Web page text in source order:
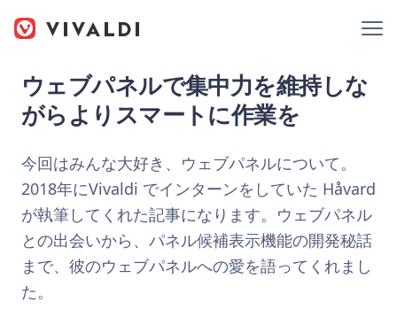
ウェブパネルで集中力を維持しな
がらよりスマートに作業を
今回はみんな大好き、ウェブパネルについて。
2018年にVivaldi でインターンをしていた Håvard
が執筆してくれた記事になります。ウェブパネル
との出会いから、パネル候補表示機能の開発秘話
まで、彼のウェブパネルへの愛を語ってくれまし
た。